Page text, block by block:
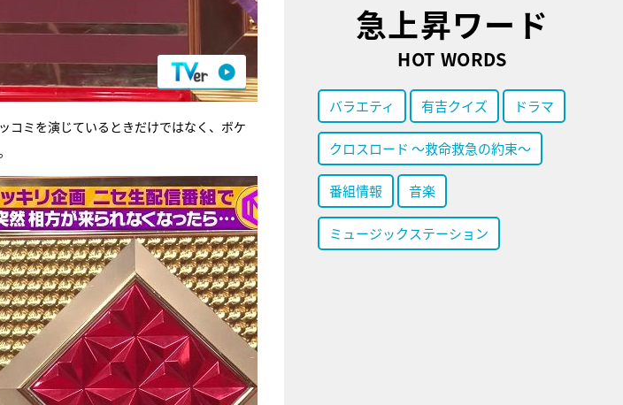
ミを演じているときだけではなく、ボケ
急上昇ワード
HOT WORDS
バラエティ 有吉クイズ ドラマ
クロスロード ～救命救急の約束～
番組情報 音楽
ミュージックステーション